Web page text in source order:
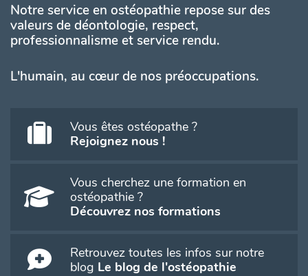
Notre service en ostéopathie repose sur des
valeurs de déontologie, respect,
professionnalisme et service rendu.
L'humain, au cœur de nos préoccupations.
Vous êtes ostéopathe ?
Rejoignez nous !
Vous cherchez une formation en
ostéopathie ?
Découvrez nos formations
Retrouvez toutes les infos sur notre
blog Le blog de l'ostéopathie